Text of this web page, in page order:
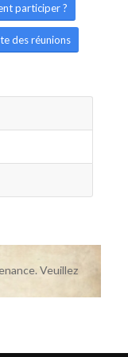
participer ?
des réunions
Veuillez